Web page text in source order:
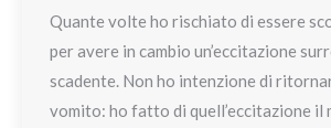
Quante volte ho rischiato di essere
per avere in cambio un’eccitazione
scadente. Non ho intenzione di
vomito: ho fatto di quell’eccitazione il